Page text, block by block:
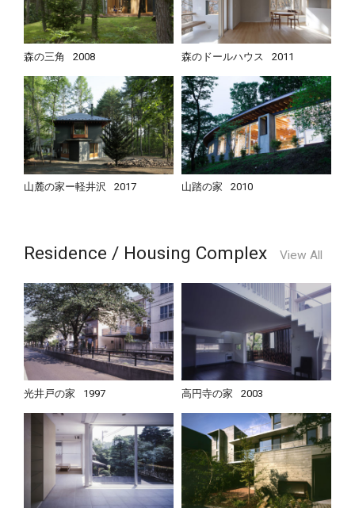
森の三角 2008 森のドールハウス 2011
山麓の家ー軽井沢 2017 山踏の家 2010
Residence / Housing Complex View All
光井戸の家 1997 高円寺の家 2003